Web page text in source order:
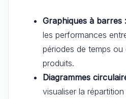
Graphiques à barres :
les performances
périodes de temps
produits.
Diagrammes
visualiser la